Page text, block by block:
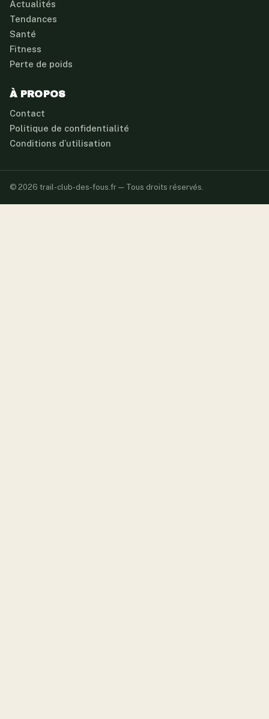
Actualités
Tendances
Santé
Fitness
Perte de poids
À PROPOS
Contact
Politique de confidentialité
Conditions d’utilisation
© 2026 trail-club-des-fous.fr — Tous droits réservés.